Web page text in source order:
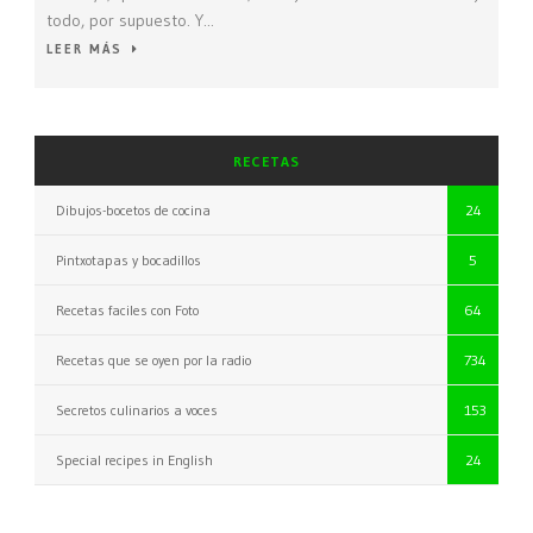
todo, por supuesto. Y...
LEER MÁS
RECETAS
Dibujos-bocetos de cocina 24
Pintxotapas y bocadillos 5
Recetas faciles con Foto 64
Recetas que se oyen por la radio 734
Secretos culinarios a voces 153
Special recipes in English 24